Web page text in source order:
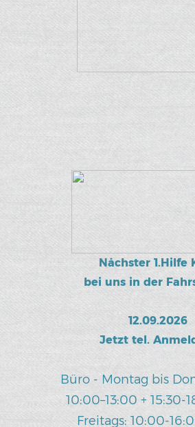
Büro - Montag bis
10:00–13:00 + 15:30-
Freitags:10:00-
Nächster 1.Hilfe
bei uns in der
12.09.2026
Jetzt tel.